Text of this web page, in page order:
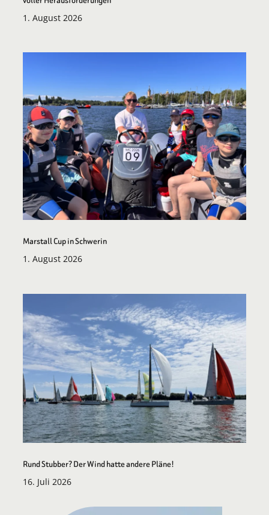
1. August 2026
Marstall Cup in Schwerin
1. August 2026
Rund Stubber? Der Wind hatte andere Pläne!
16. Juli 2026